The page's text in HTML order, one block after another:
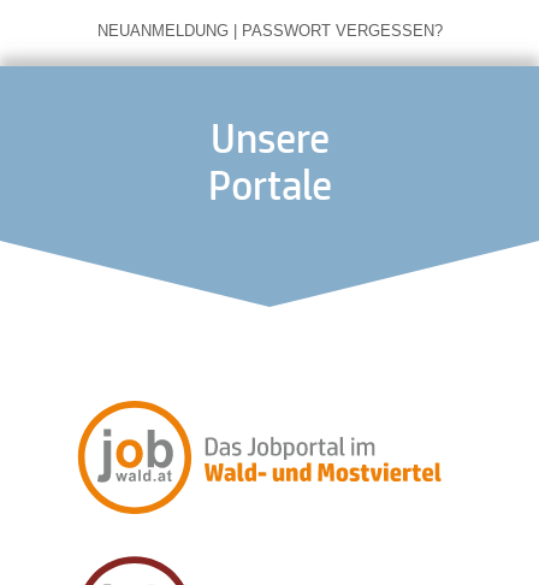
NEUANMELDUNG | PASSWORT VERGESSEN?
Unsere
Portale